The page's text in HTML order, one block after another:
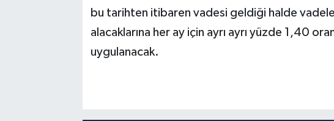
bu tarihten itibaren vadesi geldiği halde
alacaklarına her ay için ayrı ayrı yüzde 1,40
uygulanacak.